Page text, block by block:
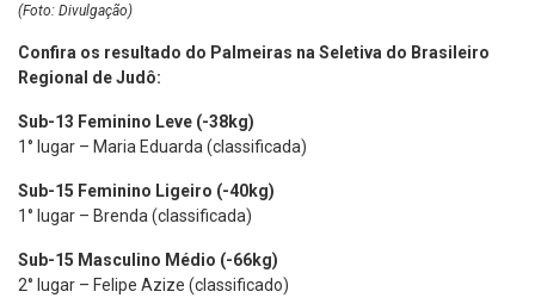
(Foto: Divulgação)
Confira os resultado do Palmeiras na Seletiva do Brasileiro
Regional de Judô:
Sub-13 Feminino Leve (-38kg)
1° lugar – Maria Eduarda (classificada)
Sub-15 Feminino Ligeiro (-40kg)
1° lugar – Brenda (classificada)
Sub-15 Masculino Médio (-66kg)
2° lugar – Felipe Azize (classificado)